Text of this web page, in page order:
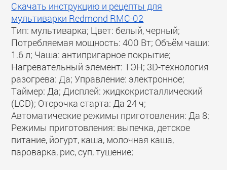
Скачать инструкцию и рецепты для
мультиварки Redmond RMC-02
Тип: мультиварка; Цвет: белый, черный;
Потребляемая мощность: 400 Вт; Объём чаши:
1.6 л; Чаша: антипригарное покрытие;
Нагревательный элемент: ТЭН; 3D-технология
разогрева: Да; Управление: электронное;
Таймер: Да; Дисплей: жидкокристаллический
(LCD); Отсрочка старта: Да 24 ч;
Автоматические режимы приготовления: Да 8;
Режимы приготовления: выпечка, детское
питание, йогурт, каша, молочная каша,
пароварка, рис, суп, тушение;